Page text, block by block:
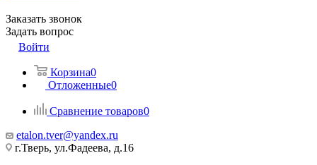
Заказать звонок
Задать вопрос
Войти
Корзина0
Отложенные0
Сравнение товаров0
etalon.tver@yandex.ru
г.Тверь, ул.Фадеева, д.16